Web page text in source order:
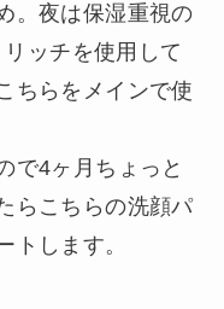
。夜は保湿重視の
ッチを使用して
ちらをメインで使
で4ヶ月ちょっと
らこちらの洗顔パ
トします。